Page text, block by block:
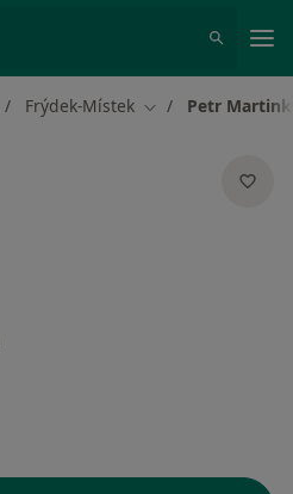
Frýdek-Místek Změna města
Petr